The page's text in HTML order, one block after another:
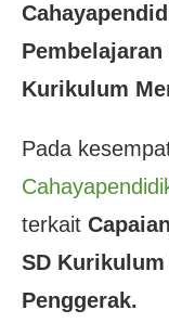
Kurikulum
Pada
terkait
SD Kurikulum
Penggerak.